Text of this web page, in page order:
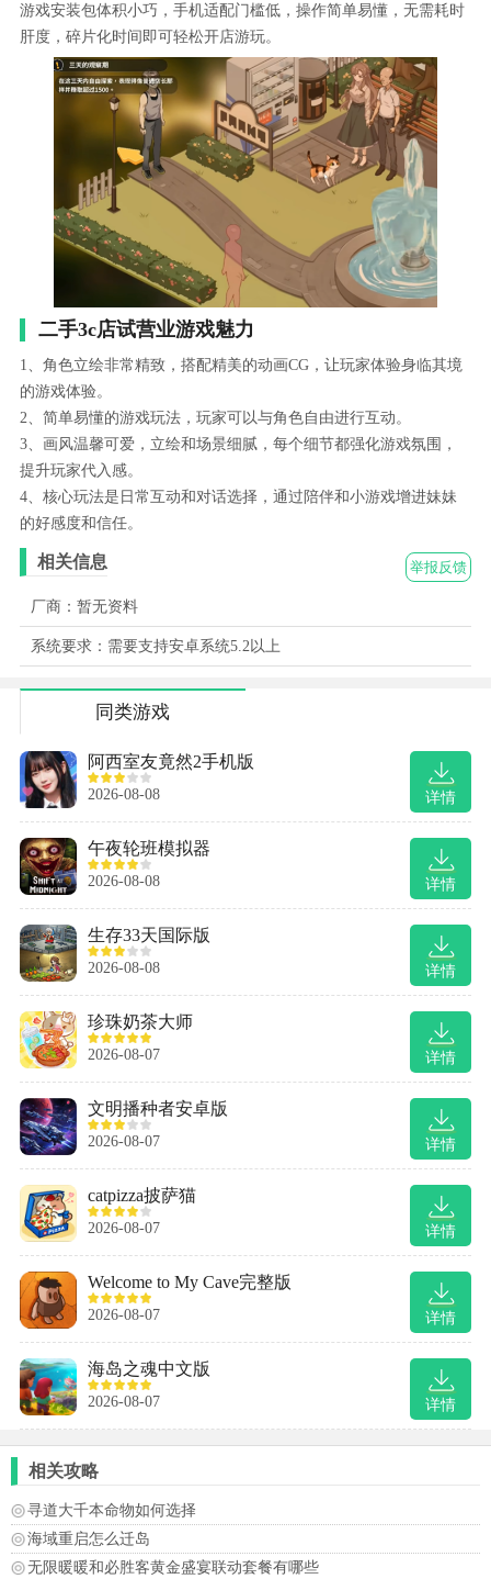
游戏安装包体积小巧，手机适配门槛低，操作简单易懂，无需耗时
肝度，碎片化时间即可轻松开店游玩。
二手3c店试营业游戏魅力
1、角色立绘非常精致，搭配精美的动画CG，让玩家体验身临其境
的游戏体验。
2、简单易懂的游戏玩法，玩家可以与角色自由进行互动。
3、画风温馨可爱，立绘和场景细腻，每个细节都强化游戏氛围，
提升玩家代入感。
4、核心玩法是日常互动和对话选择，通过陪伴和小游戏增进妹妹
的好感度和信任。
举报反馈
相关信息
厂商：暂无资料
系统要求：需要支持安卓系统5.2以上
同类游戏
详情
阿西室友竟然2手机版
2026-08-08
详情
午夜轮班模拟器
2026-08-08
详情
生存33天国际版
2026-08-08
详情
珍珠奶茶大师
2026-08-07
详情
文明播种者安卓版
2026-08-07
详情
catpizza披萨猫
2026-08-07
详情
Welcome to My Cave完整版
2026-08-07
详情
海岛之魂中文版
2026-08-07
相关攻略
寻道大千本命物如何选择
海域重启怎么迁岛
无限暖暖和必胜客黄金盛宴联动套餐有哪些